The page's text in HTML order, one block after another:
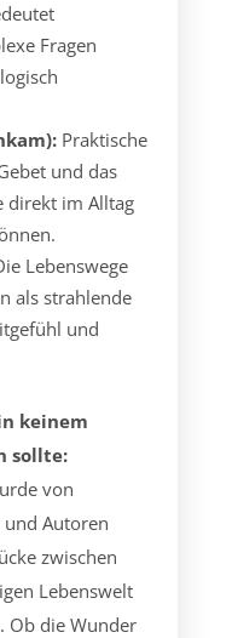
Fragen
Praktische
und das
direkt im Alltag
Lebenswege
als strahlende
und
keinem
sollte:
von
und Autoren
zwischen
Lebenswelt
Ob die Wunder